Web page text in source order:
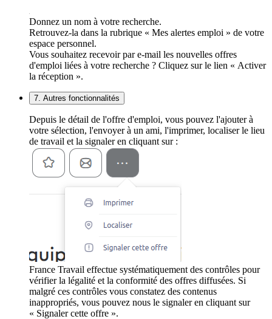
Donnez un nom à votre recherche.
Retrouvez-la dans la rubrique « Mes alertes emploi » de votre
espace personnel.
Vous souhaitez recevoir par e-mail les nouvelles offres
d'emploi liées à votre recherche ? Cliquez sur le lien « Activer
la réception ».
7. Autres fonctionnalités
Depuis le détail de l'offre d'emploi, vous pouvez l'ajouter à
votre sélection, l'envoyer à un ami, l'imprimer, localiser le lieu
de travail et la signaler en cliquant sur :
France Travail effectue systématiquement des contrôles pour
vérifier la légalité et la conformité des offres diffusées. Si
malgré ces contrôles vous constatez des contenus
inappropriés, vous pouvez nous le signaler en cliquant sur
« Signaler cette offre ».